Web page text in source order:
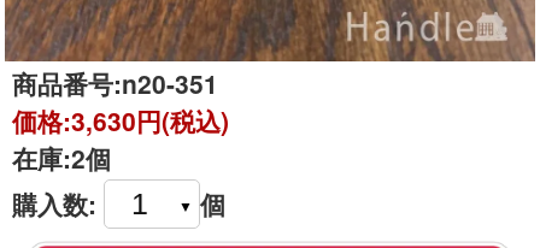
商品番号:n20-351
価格:3,630円(税込)
在庫:2個
購入数:
個